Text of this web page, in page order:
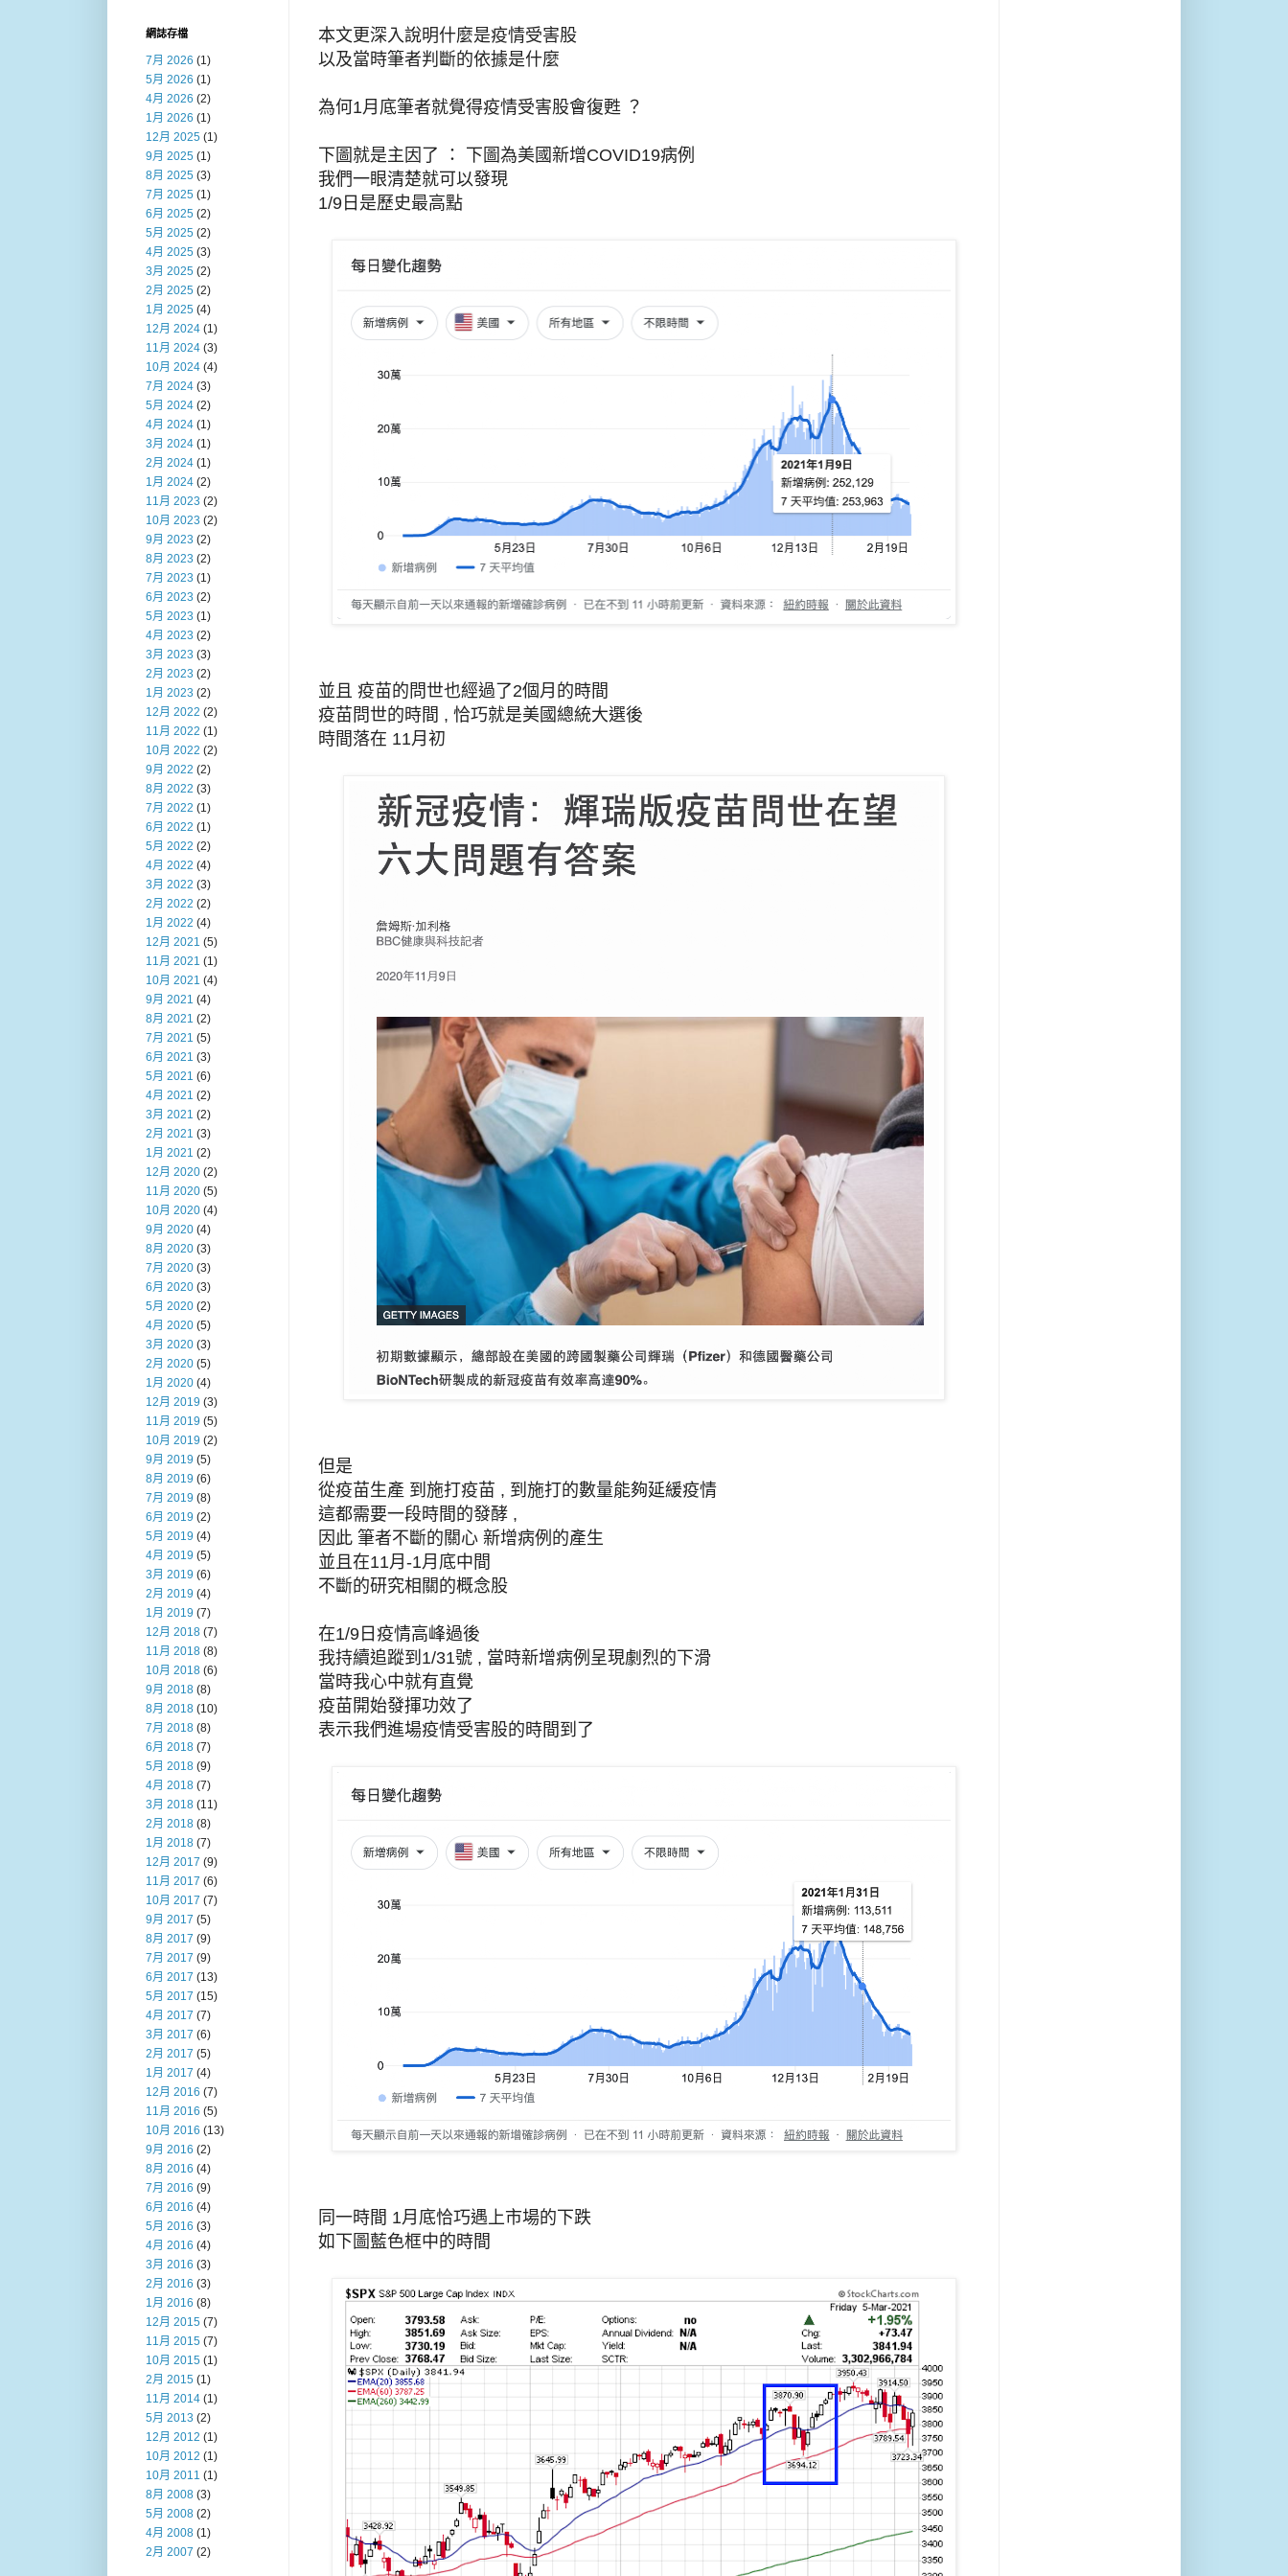
本文更深入說明什麼是疫情受害股
以及當時筆者判斷的依據是什麼
為何1月底筆者就覺得疫情受害股會復甦 ？
下圖就是主因了 ： 下圖為美國新增COVID19病例
我們一眼清楚就可以發現
1/9日是歷史最高點
並且 疫苗的問世也經過了2個月的時間
疫苗問世的時間 , 恰巧就是美國總統大選後
時間落在 11月初
但是
從疫苗生產 到 施打疫苗 , 到施打的數量能夠延緩疫情
這都需要一段時間的發酵 ,
因此 筆者不斷的關心 新增病例的產生
並且在11月-1月底中間
不斷的研究相關的概念股
在1/9日疫情高峰過後
我持續追蹤到1/31號 , 當時新增病例呈現劇烈的下滑
當時我心中就有直覺
疫苗開始發揮功效了
表示我們進場疫情受害股的時間到了
同一時間 1月底恰巧遇上市場的下跌
如下圖藍色框中的時間
網誌存檔
7月 2026 (1)
5月 2026 (1)
4月 2026 (2)
1月 2026 (1)
12月 2025 (1)
9月 2025 (1)
8月 2025 (3)
7月 2025 (1)
6月 2025 (2)
5月 2025 (2)
4月 2025 (3)
3月 2025 (2)
2月 2025 (2)
1月 2025 (4)
12月 2024 (1)
11月 2024 (3)
10月 2024 (4)
7月 2024 (3)
5月 2024 (2)
4月 2024 (1)
3月 2024 (1)
2月 2024 (1)
1月 2024 (2)
11月 2023 (2)
10月 2023 (2)
9月 2023 (2)
8月 2023 (2)
7月 2023 (1)
6月 2023 (2)
5月 2023 (1)
4月 2023 (2)
3月 2023 (3)
2月 2023 (2)
1月 2023 (2)
12月 2022 (2)
11月 2022 (1)
10月 2022 (2)
9月 2022 (2)
8月 2022 (3)
7月 2022 (1)
6月 2022 (1)
5月 2022 (2)
4月 2022 (4)
3月 2022 (3)
2月 2022 (2)
1月 2022 (4)
12月 2021 (5)
11月 2021 (1)
10月 2021 (4)
9月 2021 (4)
8月 2021 (2)
7月 2021 (5)
6月 2021 (3)
5月 2021 (6)
4月 2021 (2)
3月 2021 (2)
2月 2021 (3)
1月 2021 (2)
12月 2020 (2)
11月 2020 (5)
10月 2020 (4)
9月 2020 (4)
8月 2020 (3)
7月 2020 (3)
6月 2020 (3)
5月 2020 (2)
4月 2020 (5)
3月 2020 (3)
2月 2020 (5)
1月 2020 (4)
12月 2019 (3)
11月 2019 (5)
10月 2019 (2)
9月 2019 (5)
8月 2019 (6)
7月 2019 (8)
6月 2019 (2)
5月 2019 (4)
4月 2019 (5)
3月 2019 (6)
2月 2019 (4)
1月 2019 (7)
12月 2018 (7)
11月 2018 (8)
10月 2018 (6)
9月 2018 (8)
8月 2018 (10)
7月 2018 (8)
6月 2018 (7)
5月 2018 (9)
4月 2018 (7)
3月 2018 (11)
2月 2018 (8)
1月 2018 (7)
12月 2017 (9)
11月 2017 (6)
10月 2017 (7)
9月 2017 (5)
8月 2017 (9)
7月 2017 (9)
6月 2017 (13)
5月 2017 (15)
4月 2017 (7)
3月 2017 (6)
2月 2017 (5)
1月 2017 (4)
12月 2016 (7)
11月 2016 (5)
10月 2016 (13)
9月 2016 (2)
8月 2016 (4)
7月 2016 (9)
6月 2016 (4)
5月 2016 (3)
4月 2016 (4)
3月 2016 (3)
2月 2016 (3)
1月 2016 (8)
12月 2015 (7)
11月 2015 (7)
10月 2015 (1)
2月 2015 (1)
11月 2014 (1)
5月 2013 (2)
12月 2012 (1)
10月 2012 (1)
10月 2011 (1)
8月 2008 (3)
5月 2008 (2)
4月 2008 (1)
2月 2007 (2)